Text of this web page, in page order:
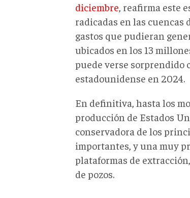
diciembre, reafirma este
radicadas en las
gastos que pudieran
ubicados en los 13
puede verse sorprendido
estadounidense en 2024.
En definitiva, hasta los
producción de Estados
conservadora de los
importantes, y una muy
plataformas de
de pozos.